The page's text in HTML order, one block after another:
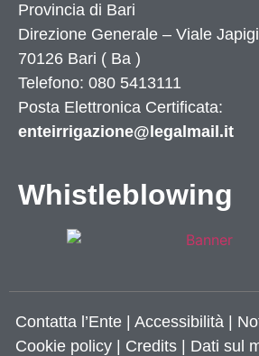
Provincia di Bari
Direzione Generale – Viale
70126 Bari ( Ba )
Telefono: 080 5413111
Posta Elettronica Certificata:
enteirrigazione@legalmail.it
Whistleblowing
Contatta l’Ente| Accessibilità |
Cookie policy| Credits| Dati sul